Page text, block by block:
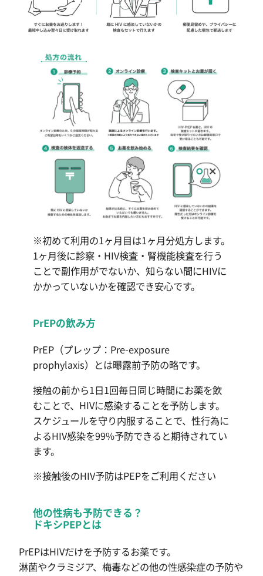
※初めて利用の1ヶ月目は1ヶ月分処方します。
1ヶ月後に診察・HIV検査・腎機能検査を行う
ことで副作用がでないか、知らない間にHIVに
かかっていないかを確認でき安心です。
PrEPの飲み方
PrEP（プレップ：Pre-exposure
prophylaxis）とは曝露前予防の略です。
接触の前から1日1回毎日同じ時間にお薬を飲
むことで、HIVに感染することを予防します。
スケジュールを守り内服することで、性行為に
よるHIV感染を99%予防できると期待されてい
ます。
※接触後のHIV予防はPEPをご利用ください
他の性病も予防できる？
ドキシPEPとは
PrEPはHIVだけを予防するお薬です。
淋菌やクラミジア、梅毒などの他の性感染症の予防や